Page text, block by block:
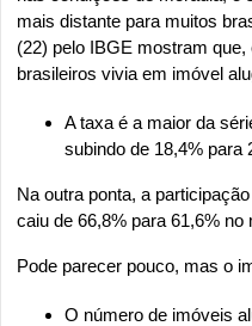
mais distante para muitos
(22) pelo IBGE mostram
brasileiros vivia em imóvel
A taxa é a maior da
subindo de 18,4% para
Na outra ponta, a
caiu de 66,8% para 61,6% no
Pode parecer pouco, mas o
O número de imóveis